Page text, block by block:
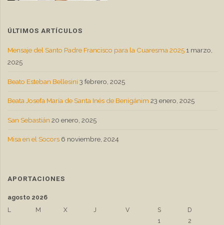
ÚLTIMOS ARTÍCULOS
Mensaje del Santo Padre Francisco para la Cuaresma 2025 1 marzo,
2025
Beato Esteban Bellesini 3 febrero, 2025
Beata Josefa María de Santa Inés de Benigánim 23 enero, 2025
San Sebastián 20 enero, 2025
Misa en el Socors 6 noviembre, 2024
APORTACIONES
agosto 2026
L
M X J V S
D
1
2